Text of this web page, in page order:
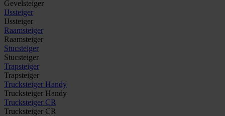
Gevelsteiger
IJssteiger
IJssteiger
Raamsteiger
Raamsteiger
Stucsteiger
Stucsteiger
Trapsteiger
Trapsteiger
Trucksteiger Handy
Trucksteiger Handy
Trucksteiger CR
Trucksteiger CR